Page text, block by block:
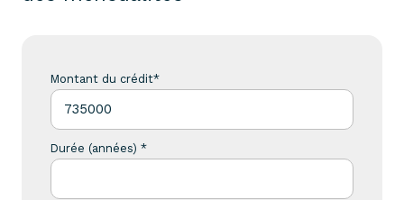
Montant du crédit*
Durée (années) *